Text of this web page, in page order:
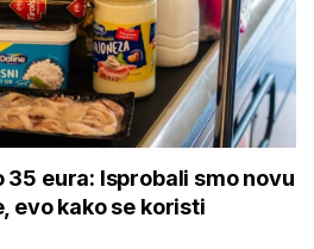
35 eura: Isprobali smo novu
evo kako se koristi